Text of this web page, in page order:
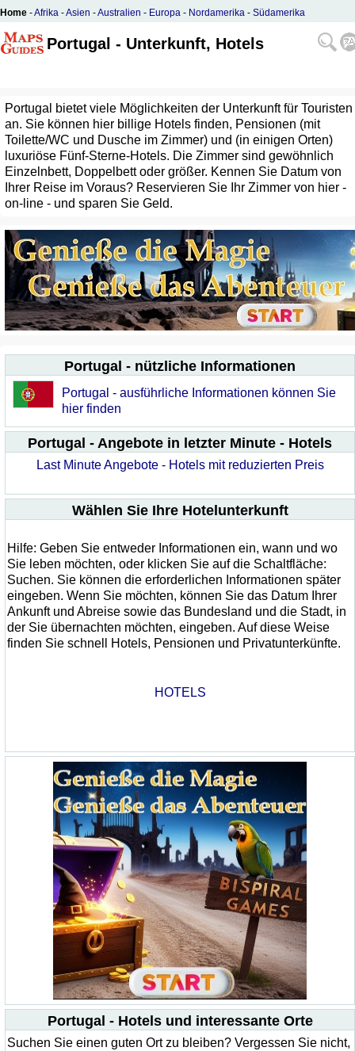
Home -Afrika -Asien -Australien - Europa - Nordamerika - Südamerika
Portugal - Unterkunft, Hotels
Portugal bietet viele Möglichkeiten der Unterkunft für Touristen
an. Sie können hier billige Hotels finden, Pensionen (mit
Toilette/WC und Dusche im Zimmer) und (in einigen Orten)
luxuriöse Fünf-Sterne-Hotels. Die Zimmer sind gewöhnlich
Einzelnbett, Doppelbett oder größer. Kennen Sie Datum von
Ihrer Reise im Voraus? Reservieren Sie Ihr Zimmer von hier -
on-line - und sparen Sie Geld.
Portugal - nützliche Informationen
Portugal - ausführliche Informationen können Sie
hier finden
Portugal - Angebote in letzter Minute - Hotels
Last Minute Angebote - Hotels mit reduzierten Preis
Wählen Sie Ihre Hotelunterkunft
Hilfe: Geben Sie entweder Informationen ein, wann und wo
Sie leben möchten, oder klicken Sie auf die Schaltfläche:
Suchen. Sie können die erforderlichen Informationen später
eingeben. Wenn Sie möchten, können Sie das Datum Ihrer
Ankunft und Abreise sowie das Bundesland und die Stadt, in
der Sie übernachten möchten, eingeben. Auf diese Weise
finden Sie schnell Hotels, Pensionen und Privatunterkünfte.
HOTELS
Portugal - Hotels und interessante Orte
Suchen Sie einen guten Ort zu bleiben? Vergessen Sie nicht,